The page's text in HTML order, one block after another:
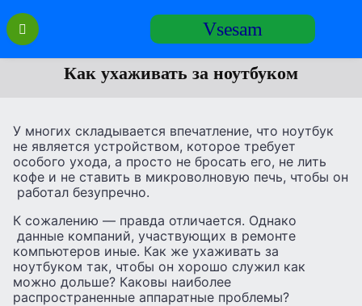
Перейти
содержанию
Vsesam
Как ухаживать за ноутбуком
У многих складывается впечатление, что ноутбук
не является устройством, которое требует
особого ухода, а просто не бросать его, не лить
кофе и не ставить в микроволновую печь, чтобы он
работал безупречно.
К сожалению — правда отличается. Однако
данные компаний, участвующих в ремонте
компьютеров иные. Как же ухаживать за
ноутбуком так, чтобы он хорошо служил как
можно дольше? Каковы наиболее
распространенные аппаратные проблемы?